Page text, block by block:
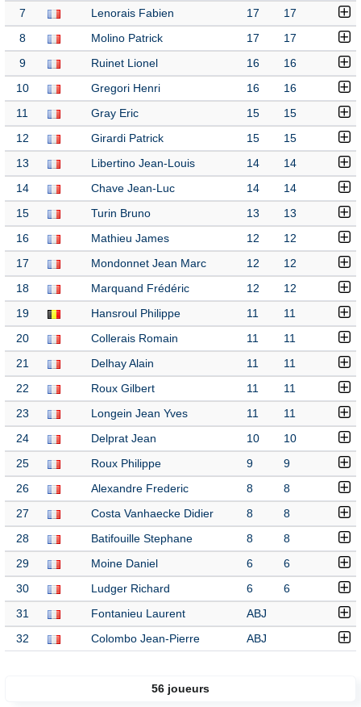
7 Lenorais Fabien 17 17
8 Molino Patrick 17 17
9 Ruinet Lionel 16 16
10 Gregori Henri 16 16
11 Gray Eric 15 15
12 Girardi Patrick 15 15
13 Libertino Jean-Louis 14 14
14 Chave Jean-Luc 14 14
15 Turin Bruno 13 13
16 Mathieu James 12 12
17 Mondonnet Jean Marc 12 12
18 Marquand Frédéric 12 12
19 Hansroul Philippe 11 11
20 Collerais Romain 11 11
21 Delhay Alain 11 11
22 Roux Gilbert 11 11
23 Longein Jean Yves 11 11
24 Delprat Jean 10 10
25 Roux Philippe 9 9
26 Alexandre Frederic 8 8
27 Costa Vanhaecke Didier 8 8
28 Batifouille Stephane 8 8
29 Moine Daniel 6 6
30 Ludger Richard 6 6
31 Fontanieu Laurent ABJ
32 Colombo Jean-Pierre ABJ
56 joueurs